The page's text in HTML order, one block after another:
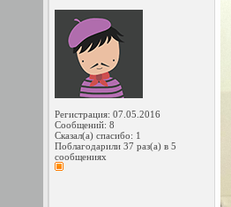
Регистрация: 07.05.2016
Сообщений: 8
Сказал(а) спасибо: 1
Поблагодарили 37 раз(а) в 5
сообщениях